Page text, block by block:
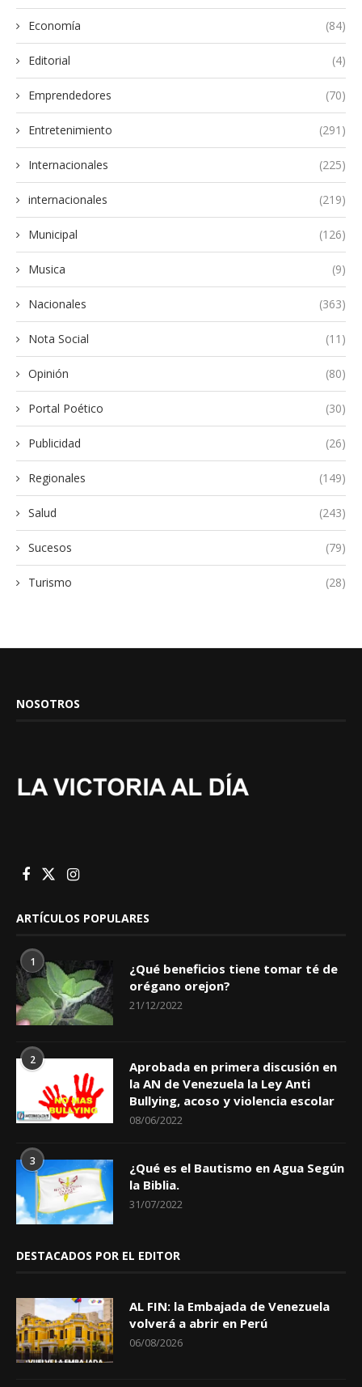
Economía (84)
Editorial (4)
Emprendedores (70)
Entretenimiento (291)
Internacionales (225)
internacionales (219)
Municipal (126)
Musica (9)
Nacionales (363)
Nota Social (11)
Opinión (80)
Portal Poético (30)
Publicidad (26)
Regionales (149)
Salud (243)
Sucesos (79)
Turismo (28)
NOSOTROS
ARTÍCULOS POPULARES
1
¿Qué beneficios tiene tomar té de
orégano orejon?
21/12/2022
2
Aprobada en primera discusión en
la AN de Venezuela la Ley Anti
Bullying, acoso y violencia escolar
08/06/2022
3
¿Qué es el Bautismo en Agua Según
la Biblia.
31/07/2022
DESTACADOS POR EL EDITOR
AL FIN: la Embajada de Venezuela
volverá a abrir en Perú
06/08/2026